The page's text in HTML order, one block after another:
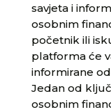
savjeta i
osobnim
početnik ili
platforma će
informirane
Jedan od
osobnim